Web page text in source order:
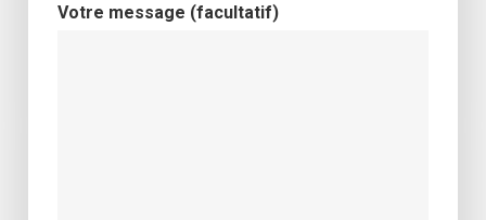
Votre message (facultatif)